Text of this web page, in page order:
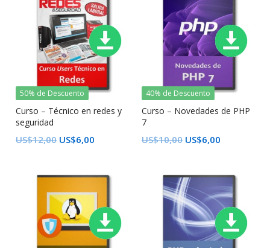
50% de Descuento
Curso – Técnico en redes y
seguridad
US$12,00 US$6,00
40% de Descuento
Curso – Novedades de PHP
7
US$10,00 US$6,00